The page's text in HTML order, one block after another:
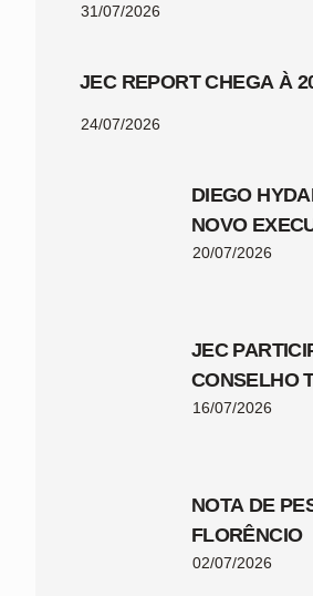
31/07/2026
JEC REPORT CHEGA À
24/07/2026
DIEGO
NOVO
FUTEBOL DO
20/07/2026
JEC
CONSELHO
COPA
16/07/2026
NOTA DE
FLORÊNCIO
02/07/2026